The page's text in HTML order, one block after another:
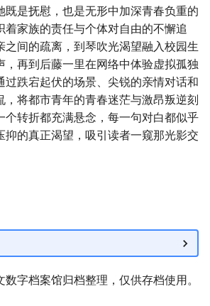
既是抚慰，也是无形中加深青春负重的
着家族的责任与个体对自由的不懈追
之间的疏离，到琴吹光渴望融入校园生
，再到后藤一里在网络中体验虚拟孤独
过跌宕起伏的场景、尖锐的亲情对话和
，将都市青年的青春迷茫与激昂叛逆刻
个转折都充满悬念，每一句对白都似乎
抑的真正渴望，吸引读者一窥那光影交
字档案馆归档整理，仅供存档使用。